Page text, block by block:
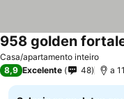
Casa/apartamento inteiro
958 golden
8,9 Excelente 48 a